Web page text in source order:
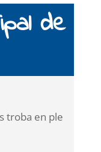
de
troba en ple